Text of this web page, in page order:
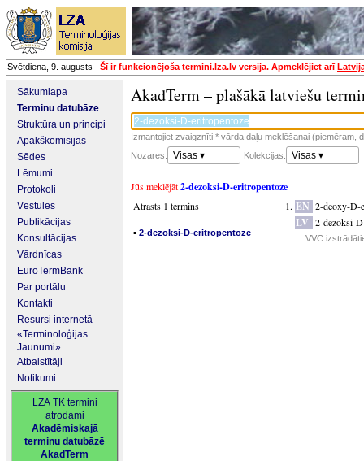
Svētdiena, 9. augusts Šī ir funkcionējoša termini.lza.lv versija. Apmeklējiet arī
Sākumlapa
Terminu datubāze
Struktūra un principi
Apakškomisijas
Sēdes
Lēmumi
Protokoli
Vēstules
Publikācijas
Konsultācijas
Vārdnīcas
EuroTermBank
Par portālu
Kontakti
Resursi internetā
«Terminoloģijas
Jaunumi»
Atbalstītāji
Notikumi
LZA TK termini
atrodami
Akadēmiskajā
terminu datubāzē
AkadTerm
AkadTerm – plašākā latviešu
Izmantojiet zvaigznīti * vārda daļu meklēšanai (piemēram,
Nozares:
Visas ▾ Kolekcijas: Visas ▾
Jūs meklējāt2-dezoksi-D-eritropentoze
Atrasts 1 termins
▪ 2-dezoksi-D-eritropentoze
EN 2-deoxy-D-
LV 2-dezoksi-
VVC